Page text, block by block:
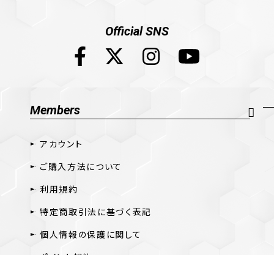
Official SNS
Members
アカウント
ご購入方法について
利用規約
特定商取引法に基づく表記
個人情報の保護に関して